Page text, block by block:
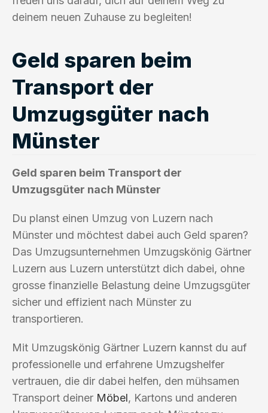
deinem neuen Zuhause zu begleiten!
Geld sparen beim
Transport der
Umzugsgüter nach
Münster
Geld sparen beim Transport der
Umzugsgüter nach Münster
Du planst einen Umzug von Luzern nach
Münster und möchtest dabei auch Geld sparen?
Das Umzugsunternehmen Umzugskönig Gärtner
Luzern aus Luzern unterstützt dich dabei, ohne
grosse finanzielle Belastung deine Umzugsgüter
sicher und effizient nach Münster zu
transportieren.
Mit Umzugskönig Gärtner Luzern kannst du auf
professionelle und erfahrene Umzugshelfer
vertrauen, die dir dabei helfen, den mühsamen
Transport deiner Möbel, Kartons und anderen